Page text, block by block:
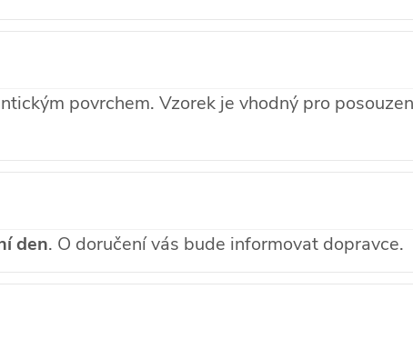
povrchem. Vzorek je vhodný pro
den. O doručení vás bude informovat dopravce.